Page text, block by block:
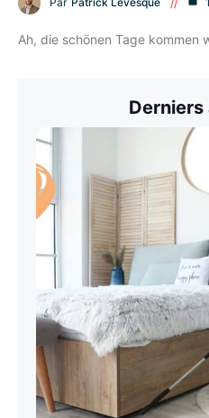
Ah, die schönen Tage kommen